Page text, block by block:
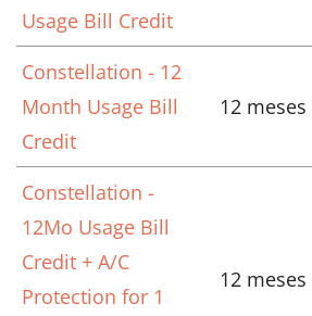
Usage Bill Credit
Constellation - 12
Month Usage Bill
Credit
12 meses
Constellation -
12Mo Usage Bill
Credit + A/C
Protection for 1
12 meses